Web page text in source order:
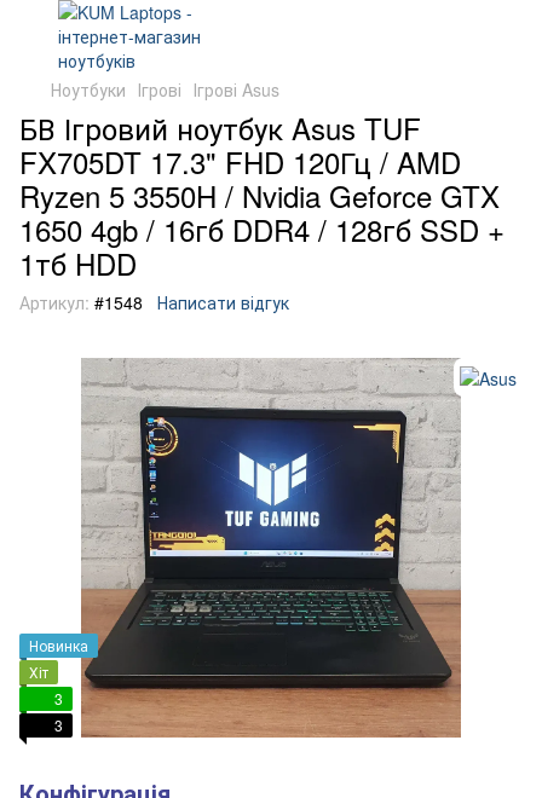
Ноутбуки Ігрові Ігрові Asus
БВ Ігровий ноутбук Asus TUF
FX705DT 17.3" FHD 120Гц / AMD
Ryzen 5 3550H / Nvidia Geforce GTX
1650 4gb / 16гб DDR4 / 128гб SSD +
1тб HDD
Артикул: #1548 Написати відгук
Новинка
Хіт
3
3